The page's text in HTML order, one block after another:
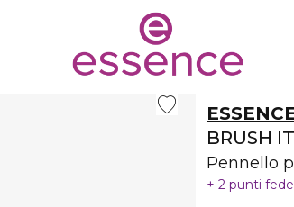
BRUSH
Pennello
2 punti